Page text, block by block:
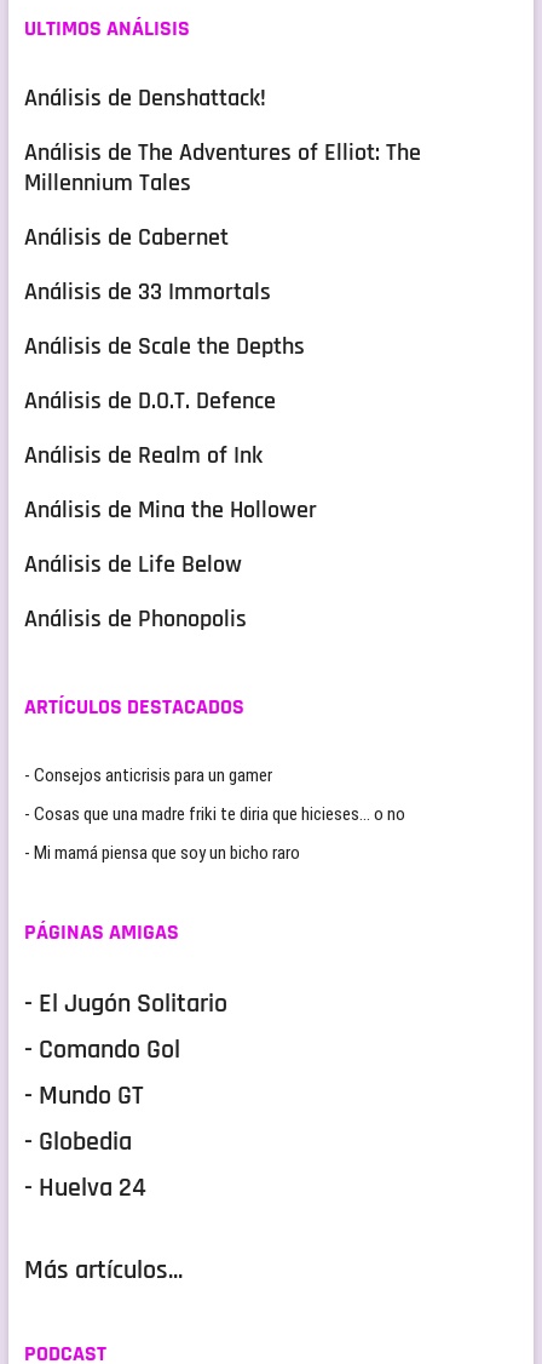
ULTIMOS ANÁLISIS
Análisis de Denshattack!
Análisis de The Adventures of Elliot: The
Millennium Tales
Análisis de Cabernet
Análisis de 33 Immortals
Análisis de Scale the Depths
Análisis de D.O.T. Defence
Análisis de Realm of Ink
Análisis de Mina the Hollower
Análisis de Life Below
Análisis de Phonopolis
ARTÍCULOS DESTACADOS
- Consejos anticrisis para un gamer
- Cosas que una madre friki te diria que hicieses… o no
- Mi mamá piensa que soy un bicho raro
PÁGINAS AMIGAS
- El Jugón Solitario
- Comando Gol
- Mundo GT
- Globedia
- Huelva 24
Más artículos...
PODCAST